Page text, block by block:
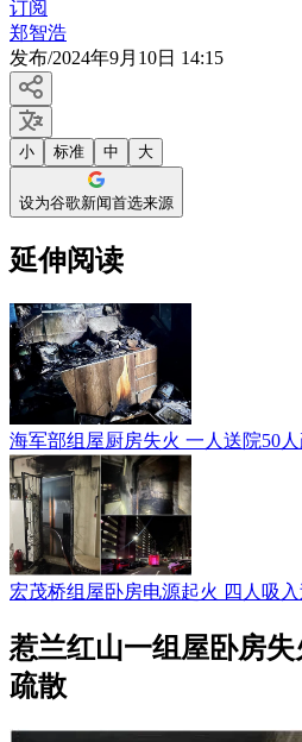
订阅
郑智浩
发布/2024年9月10日 14:15
小 标准 中 大
设为谷歌新闻首选来源
延伸阅读
海军部组屋厨房失火 一人送院50
宏茂桥组屋卧房电源起火 四人吸
惹兰红山一组屋卧房失
疏散